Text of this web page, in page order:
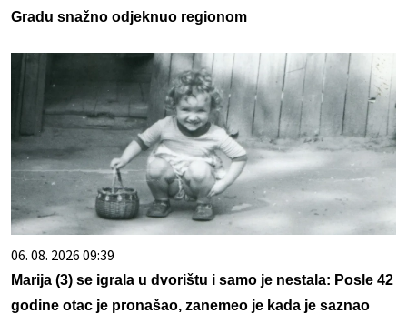
Gradu snažno odjeknuo regionom
06. 08. 2026 09:39
Marija (3) se igrala u dvorištu i samo je nestala: Posle 42
godine otac je pronašao, zanemeo je kada je saznao